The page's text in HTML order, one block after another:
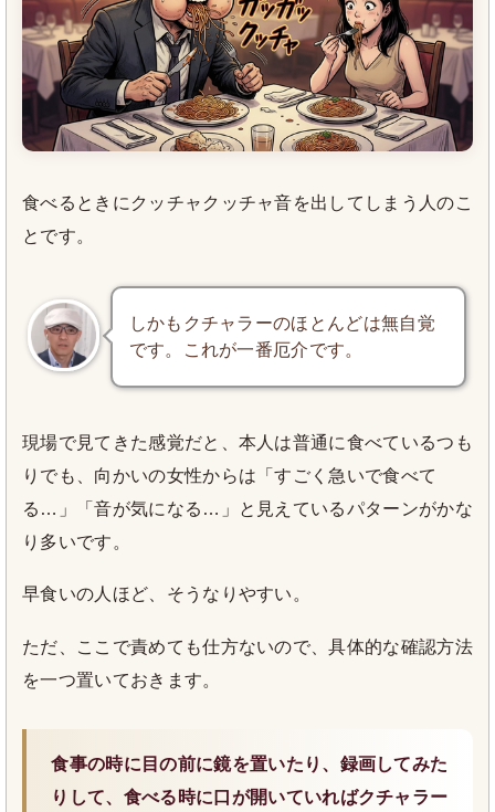
食べるときにクッチャクッチャ音を出してしまう人のこ
とです。
しかもクチャラーのほとんどは無自覚
です。これが一番厄介です。
現場で見てきた感覚だと、本人は普通に食べているつも
りでも、向かいの女性からは「すごく急いで食べて
る…」「音が気になる…」と見えているパターンがかな
り多いです。
早食いの人ほど、そうなりやすい。
ただ、ここで責めても仕方ないので、具体的な確認方法
を一つ置いておきます。
食事の時に目の前に鏡を置いたり、録画してみた
りして、食べる時に口が開いていればクチャラー